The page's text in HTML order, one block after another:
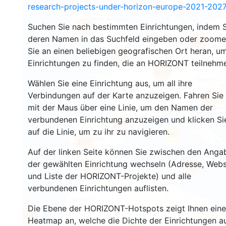
research-projects-under-horizon-europe-2021-2027
Suchen Sie nach bestimmten Einrichtungen, indem
deren Namen in das Suchfeld eingeben oder
Sie an einen beliebigen geografischen Ort heran,
Einrichtungen zu finden, die an HORIZONT
Wählen Sie eine Einrichtung aus, um all ihre
Verbindungen auf der Karte anzuzeigen. Fahren Sie
mit der Maus über eine Linie, um den Namen der
verbundenen Einrichtung anzuzeigen und klicken
auf die Linie, um zu ihr zu navigieren.
Auf der linken Seite können Sie zwischen den
der gewählten Einrichtung wechseln (Adresse,
und Liste der HORIZONT-Projekte) und alle
verbundenen Einrichtungen auflisten.
Die Ebene der HORIZONT-Hotspots zeigt Ihnen eine
Heatmap an, welche die Dichte der Einrichtungen
160
1403
556
36
420
4665
6663
5612
2524